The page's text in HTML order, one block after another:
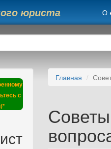
юриста О
с
Главная